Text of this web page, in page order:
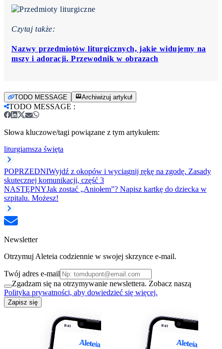
Czytaj także:
Nazwy przedmiotów liturgicznych, jakie widujemy na
mszy i adoracji. Przewodnik w obrazach
TODO MESSAGE Archiwizuj artykuł
TODO MESSAGE :
Słowa kluczowe/tagi powiązane z tym artykułem:
liturgiamsza święta
POPRZEDNIWyjdź z okopów i wyciągnij rękę na zgodę. Zasady
skutecznej komunikacji, część 3
NASTĘPNYJak zostać „Aniołem”? Napisz kartkę do dziecka w
szpitalu. Możesz!
Newsletter
Otrzymuj Aleteia codziennie w swojej skrzynce e-mail.
Twój adres e-mail
Zgadzam się na otrzymywanie newslettera. Zobacz naszą
Polityka prywatności, aby dowiedzieć się więcej.
Zapisz się